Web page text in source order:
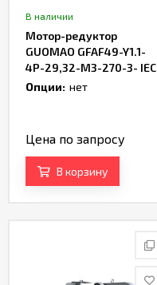
В наличии
Мотор-редуктор
GUOMAO GFAF49-Y1.1-
4P-29,32-M3-270-3- IEC
Опции: нет
Цена по запросу
В корзину